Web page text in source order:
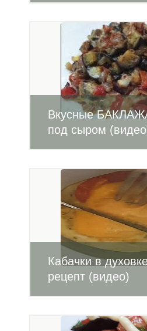
Вкусные
под сыром
Кабачки в
рецепт (видео)